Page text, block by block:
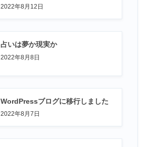
2022年8月12日
占いは夢か現実か
2022年8月8日
WordPressブログに移行しました
2022年8月7日